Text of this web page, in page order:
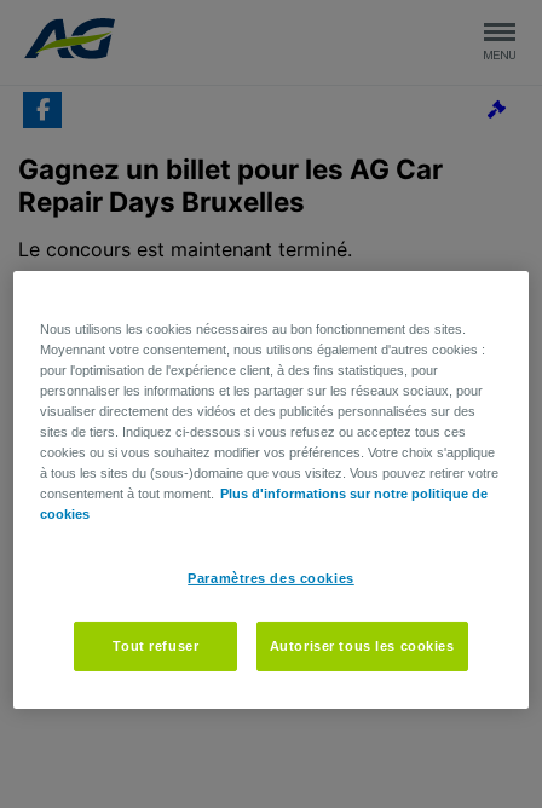
Nous utilisons les cookies nécessaires au bon fonctionnement des sites.
Moyennant votre consentement, nous utilisons également d'autres cookies :
pour l'optimisation de l'expérience client, à des fins statistiques, pour
personnaliser les informations et les partager sur les réseaux sociaux, pour
visualiser directement des vidéos et des publicités personnalisées sur des
sites de tiers. Indiquez ci-dessous si vous refusez ou acceptez tous ces
cookies ou si vous souhaitez modifier vos préférences. Votre choix s'applique
à tous les sites du (sous-)domaine que vous visitez. Vous pouvez retirer votre
consentement à tout moment.
Plus d'informations sur notre politique de
cookies
Paramètres des cookies
Tout refuser Autoriser tous les cookies